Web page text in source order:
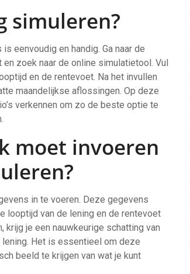
simuleren?
eenvoudig en handig. Ga naar de
zoek naar de online simulatietool. Vul
en de rentevoet. Na het invullen
maandelijkse aflossingen. Op deze
verkennen om zo de beste optie te
moet invoeren
in te voeren. Deze gegevens
looptijd van de lening en de rentevoet
je een nauwkeurige schatting van
Het is essentieel om deze
beeld te krijgen van wat je kunt